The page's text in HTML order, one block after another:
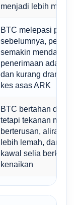
menjadi lebih mudah
BTC melepasi paras
sebelumnya,
semakin mendalam,
penerimaan adalah
dan kurang dramatik
kes asas ARK
BTC bertahan dan
tetapi tekanan makro
berterusan, aliran
lebih lemah, dan
kawal selia berkala
kenaikan